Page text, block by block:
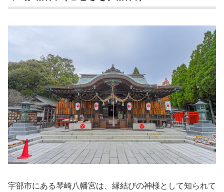
宇部市にある琴崎八幡宮は、縁結びの神様として知られて